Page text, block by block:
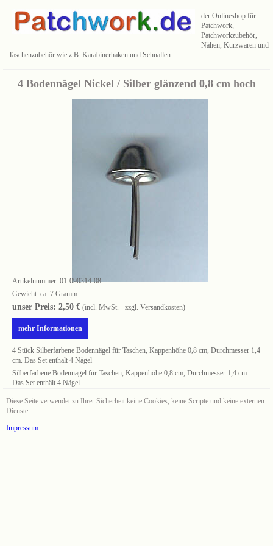
der Onlineshop für
Patchwork,
Patchworkzubehör,
Nähen, Kurzwaren und
Taschenzubehör wie z.B. Karabinerhaken und Schnallen
4 Bodennägel Nickel / Silber glänzend 0,8 cm hoch
Artikelnummer: 01-090314-08
Gewicht: ca. 7 Gramm
unser Preis: 2,50 € (incl. MwSt. - zzgl. Versandkosten)
mehr Informationen
4 Stück Silberfarbene Bodennägel für Taschen, Kappenhöhe 0,8 cm, Durchmesser 1,4
cm. Das Set enthält 4 Nägel
Silberfarbene Bodennägel für Taschen, Kappenhöhe 0,8 cm, Durchmesser 1,4 cm.
Das Set enthält 4 Nägel
Diese Seite verwendet zu Ihrer Sicherheit keine Cookies, keine Scripte und keine externen
Dienste.
Impressum